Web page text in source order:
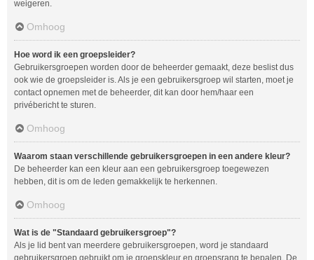
weigeren.
Omhoog
Hoe word ik een groepsleider?
Gebruikersgroepen worden door de beheerder gemaakt, deze beslist dus
ook wie de groepsleider is. Als je een gebruikersgroep wil starten, moet je
contact opnemen met de beheerder, dit kan door hem/haar een
privébericht te sturen.
Omhoog
Waarom staan verschillende gebruikersgroepen in een andere kleur?
De beheerder kan een kleur aan een gebruikersgroep toegewezen
hebben, dit is om de leden gemakkelijk te herkennen.
Omhoog
Wat is de "Standaard gebruikersgroep"?
Als je lid bent van meerdere gebruikersgroepen, word je standaard
gebruikersgroep gebruikt om je groepskleur en groepsrang te bepalen. De